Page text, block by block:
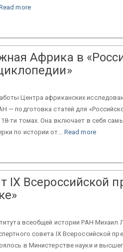
more
Африка в
Центра африканских
— подготовка статей для
ти томах. Она включает в себя
по истории от... Read more
IX Всероссийской
всеобщей истории РАН Михаил
совета IX Всероссийской
в Министерстве науки и